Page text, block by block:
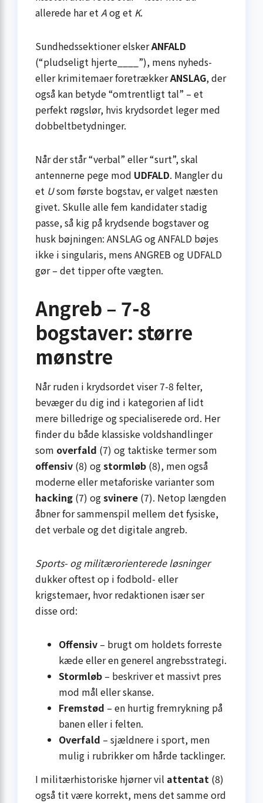
allerede har et Aog et K.
Sundhedssektioner elskerANFALD
(“pludseligt hjerte____”), mens nyheds-
eller krimitemaer foretrækkerANSLAG, der
også kan betyde “omtrentligt tal” – et
perfekt røgslør, hvis krydsordet leger med
dobbeltbetydninger.
Når der står “verbal” eller “surt”, skal
antennerne pege mod UDFALD. Mangler du
et Usom første bogstav, er valget næsten
givet. Skulle alle fem kandidater stadig
passe, så kig på krydsende bogstaver og
husk bøjningen: ANSLAG og ANFALD bøjes
ikke i singularis, mens ANGREB og UDFALD
gør – det tipper ofte vægten.
Angreb – 7-8
bogstaver: større
mønstre
Når ruden i krydsordet viser 7-8 felter,
bevæger du dig ind i kategorien af lidt
mere billedrige og specialiserede ord. Her
finder du både klassiske voldshandlinger
som overfald (7) og taktiske termer som
offensiv (8) ogstormløb (8), men også
moderne eller metaforiske varianter som
hacking (7) ogsvinere (7). Netop længden
åbner for sammenspil mellem det fysiske,
det verbale og det digitale angreb.
Sports- og militærorienterede løsninger
dukker oftest op i fodbold- eller
krigstemaer, hvor redaktionen især ser
disse ord:
Offensiv – brugt om holdets forreste
kæde eller en generel angrebsstrategi.
Stormløb – beskriver et massivt pres
mod mål eller skanse.
Fremstød – en hurtig fremrykning på
banen eller i felten.
Overfald – sjældnere i sport, men
mulig i rubrikker om hårde tacklinger.
I militærhistoriske hjørner vil attentat (8)
også tit være korrekt, mens det samme ord